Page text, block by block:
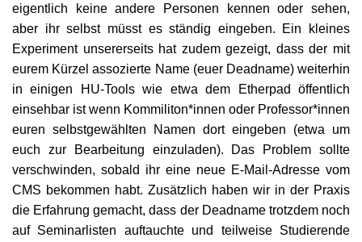
eigentlich
keine andere Personen kennen oder sehen,
aber ihrselbst müsst es ständig eingeben. Ein kleines
Experiment unsererseits hat zudem gezeigt, dass der mit
eurem Kürzel assozierte Name (euer Deadname) weiterhin
in einigen H U-Tools wie etwa dem Etherpad öffentlich
einsehbar ist wenn Kommi liton*innen oder Professor*innen
euren selbstgewählten Namen dort eingeben (etwa um
euch zur Bearbeitung einzuladen). Das Problem sollte
verschwinden, sobald ihr eine neue E-Mail-Adresse vom
CMS bekommen habt. Zusätzlich haben wir in der Praxis
die Erfahrung gemacht, dass der Deadname trotzdem noch
auf Seminarlisten auftauchte und teilweise Studierende